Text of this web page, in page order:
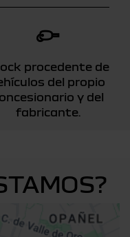
procedente de
del propio
y del
fabricante.